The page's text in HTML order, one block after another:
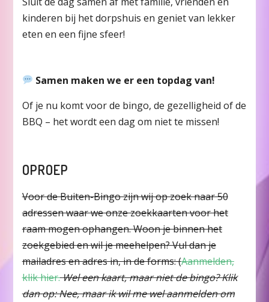
kinderen bij het dorpshuis en geniet van lekker
eten en een fijne sfeer!
Samen maken we er een topdag van!
Of je nu komt voor de bingo, de gezelligheid of de
BBQ – het wordt een dag om niet te missen!
OPROEP
Voor de Buiten-Bingo zijn wij op zoek naar 50
adressen waar we onze zoekkaarten voor het
raam mogen ophangen. Woon je binnen het
zoekgebied en wil je meehelpen? Vul dan je
mailadres en adres in, in de forms: (Aanmelden,
klik hier.Wel een kaart, maar niet de bingo? Klik
dan op: Nee, maar ik wil me wel aanmelden om